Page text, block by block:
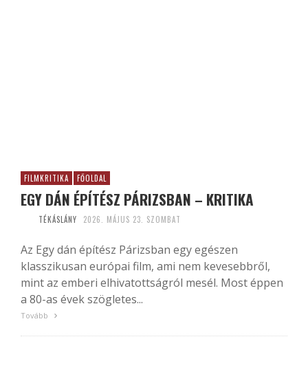
FILMKRITIKA FŐOLDAL
EGY DÁN ÉPÍTÉSZ PÁRIZSBAN – KRITIKA
TÉKÁSLÁNY 2026. MÁJUS 23. SZOMBAT
Az Egy dán építész Párizsban egy egészen
klasszikusan európai film, ami nem kevesebbről,
mint az emberi elhivatottságról mesél. Most éppen
a 80-as évek szögletes...
Tovább